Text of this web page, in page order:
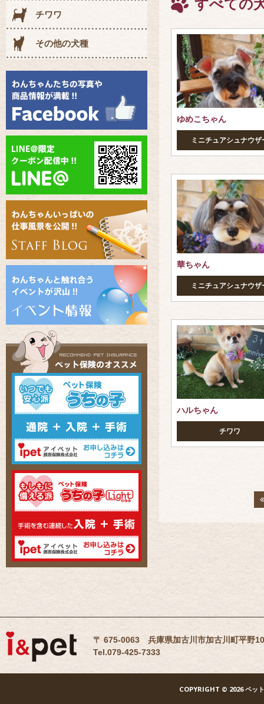
すべての
ゆめこちゃん
ミニチュアシュナウザ
華ちゃん
ミニチュアシュナウザ
ハルちゃん
チワワ
チワワ
その他の犬種
〒 675-0063 兵庫県加古川市加古川町平野
Tel.079-425-7333
COPYRIGHT © 2026 ペッ